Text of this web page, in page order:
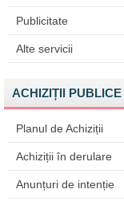
Publicitate
Alte servicii
ACHIZIȚII PUBLICE
Planul de Achiziții
Achiziții în derulare
Anunțuri de intenție